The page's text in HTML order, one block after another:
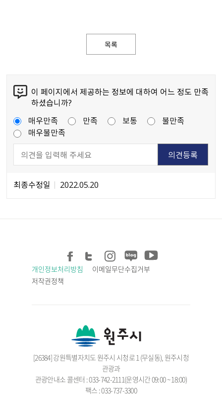
목록
이 페이지에서 제공하는 정보에 대하여 어느 정도 만족
하셨습니까?
매우만족
만족 보통
불만족
매우불만족
최종수정일 2022.05.20
개인정보처리방침
이메일무단수집거부
저작권정책
[26384] 강원특별자치도 원주시 시청로 1 (무실동), 원주시청
관광과
관광안내소 콜센터 : 033-742-2111(운영시간 09:00 ~ 18:00)
팩스 : 033-737-3300